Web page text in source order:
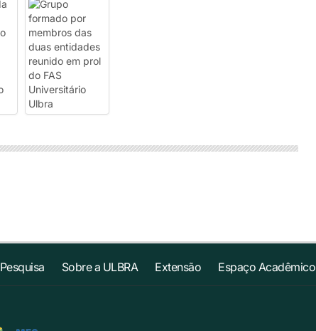
Pesquisa Sobre a ULBRA Extensão Espaço Acadêmico